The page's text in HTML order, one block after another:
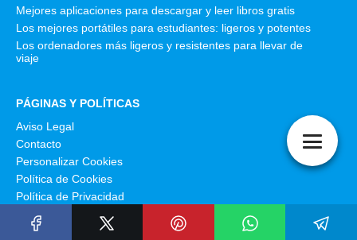
Mejores aplicaciones para descargar y leer libros gratis
Los mejores portátiles para estudiantes: ligeros y potentes
Los ordenadores más ligeros y resistentes para llevar de
viaje
PÁGINAS Y POLÍTICAS
Aviso Legal
Contacto
Personalizar Cookies
Política de Cookies
Política de Privacidad